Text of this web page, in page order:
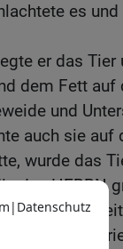
es
er das
dem Fett auf
und
auch sie auf
wurde das
den HERRN
Mose den
der